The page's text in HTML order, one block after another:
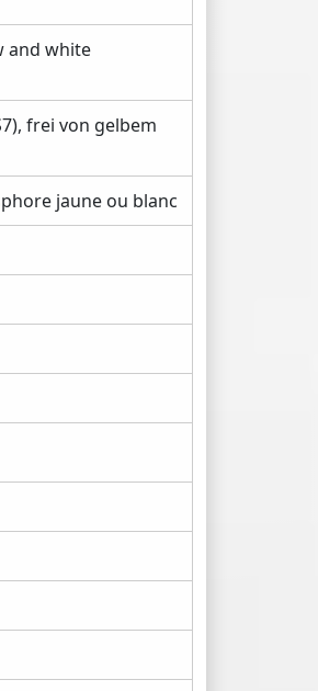
and white
frei von gelbem
jaune ou blanc